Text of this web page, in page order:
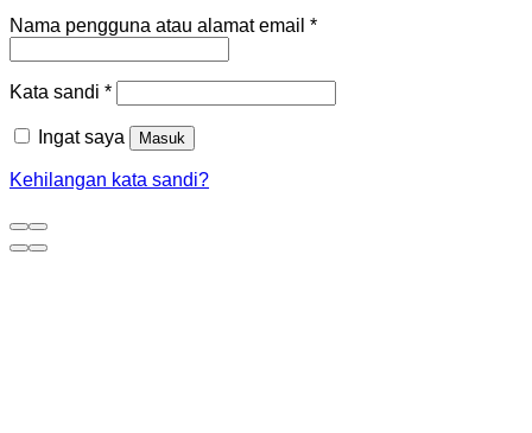
Nama pengguna atau alamat email *
Kata sandi *
Ingat saya Masuk
Kehilangan kata sandi?